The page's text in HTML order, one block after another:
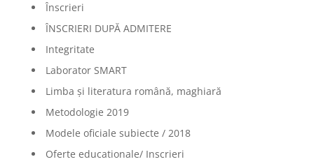
Înscrieri
ÎNSCRIERI DUPĂ ADMITERE
Integritate
Laborator SMART
Limba şi literatura română, maghiară
Metodologie 2019
Modele oficiale subiecte / 2018
Oferte educationale/ Inscrieri